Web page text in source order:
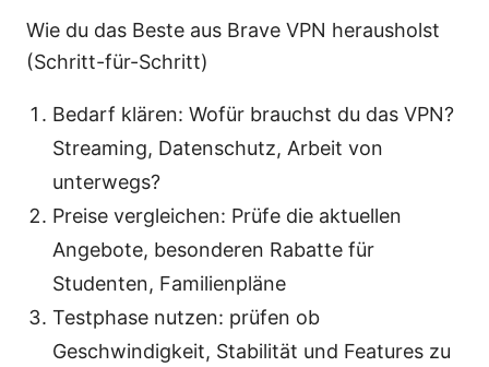
Wie du das Beste aus Brave VPN herausholst
(Schritt-für-Schritt)
Bedarf klären: Wofür brauchst du das VPN?
Streaming, Datenschutz, Arbeit von
unterwegs?
Preise vergleichen: Prüfe die aktuellen
Angebote, besonderen Rabatte für
Studenten, Familienpläne
Testphase nutzen: prüfen ob
Geschwindigkeit, Stabilität und Features zu